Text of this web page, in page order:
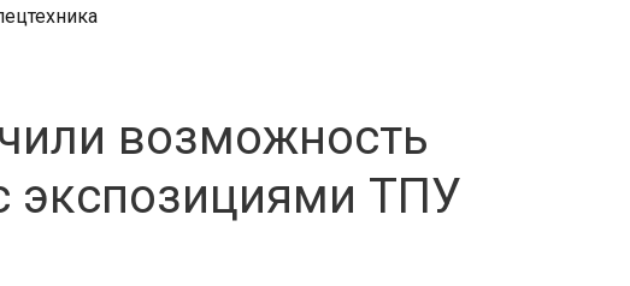
возможность
экспозициями ТПУ